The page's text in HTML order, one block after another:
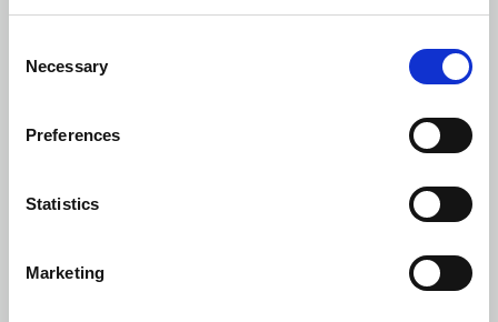
Selection
Necessary
Preferences
Statistics
Marketing